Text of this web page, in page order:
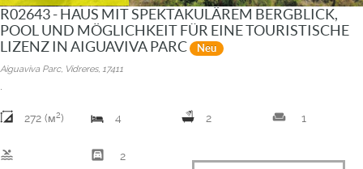
R02643 - HAUS MIT SPEKTAKULÄREM BERGBLICK,
POOL UND MÖGLICHKEIT FÜR EINE TOURISTISCHE
LIZENZ IN AIGUAVIVA PARC
Neu
Aiguaviva Parc, Vidreres, 17411
.
272 (м2) 4 2 weekend 1
pool garage 2